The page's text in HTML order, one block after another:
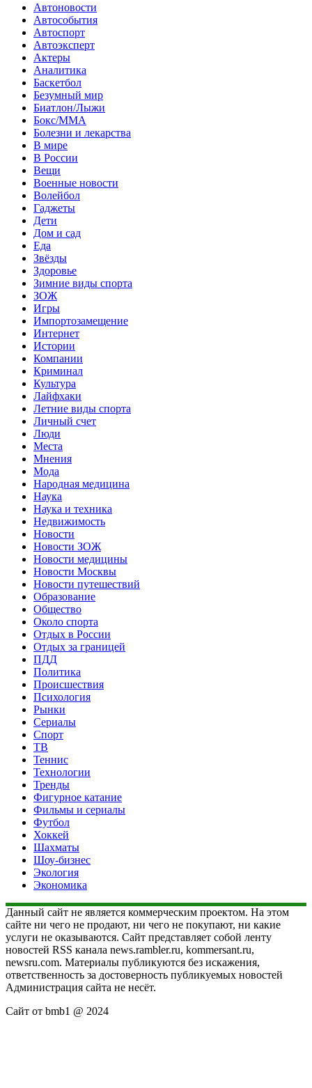
Автоновости
Автособытия
Автоспорт
Автоэксперт
Актеры
Аналитика
Баскетбол
Безумный мир
Биатлон/Лыжи
Бокс/MMA
Болезни и лекарства
В мире
В России
Вещи
Военные новости
Волейбол
Гаджеты
Дети
Дом и сад
Еда
Звёзды
Здоровье
Зимние виды спорта
ЗОЖ
Игры
Импортозамещение
Интернет
Истории
Компании
Криминал
Культура
Лайфхаки
Летние виды спорта
Личный счет
Люди
Места
Мнения
Мода
Народная медицина
Наука
Наука и техника
Недвижимость
Новости
Новости ЗОЖ
Новости медицины
Новости Москвы
Новости путешествий
Образование
Общество
Около спорта
Отдых в России
Отдых за границей
ПДД
Политика
Происшествия
Психология
Рынки
Сериалы
Спорт
ТВ
Теннис
Технологии
Тренды
Фигурное катание
Фильмы и сериалы
Футбол
Хоккей
Шахматы
Шоу-бизнес
Экология
Экономика
Данный сайт не является коммерческим проектом. На этом
сайте ни чего не продают, ни чего не покупают, ни какие
услуги не оказываются. Сайт представляет собой ленту
новостей RSS канала news.rambler.ru, kommersant.ru,
newsru.com. Материалы публикуются без искажения,
ответственность за достоверность публикуемых новостей
Администрация сайта не несёт.
Сайт от bmb1 @ 2024